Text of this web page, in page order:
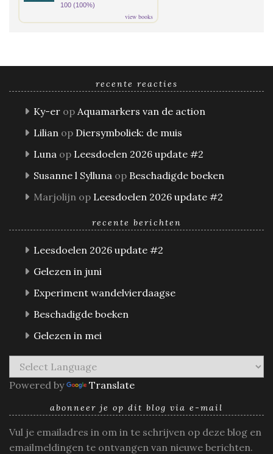
100 (100%)
view books
recente reacties
Ky-er op Aquamarkers van de action
Lilian op Diersymboliek: de muis
Luna op Leesdoelen 2026 update #2
Susanne l Sylluna op Beschadigde boeken
Marjolijn op Leesdoelen 2026 update #2
recente berichten
Leesdoelen 2026 update #2
Gelezen in juni
Experiment wandelvierdaagse
Beschadigde boeken
Gelezen in mei
Powered by Translate
abonneer je op dit blog via e-mail
Vul je emailadres in om in te schrijven op deze blog en
emailmeldingen te ontvangen van nieuwe berichten.